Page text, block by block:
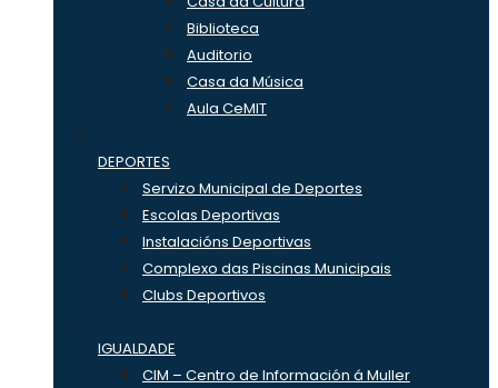
Biblioteca
Auditorio
Casa da Música
Aula CeMIT
DEPORTES
Servizo Municipal de Deportes
Escolas Deportivas
Instalacións Deportivas
Complexo das Piscinas Municipais
Clubs Deportivos
IGUALDADE
CIM – Centro de Información á Muller